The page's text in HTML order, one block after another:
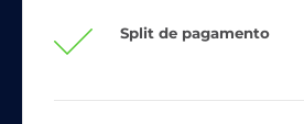
Split de pagamento